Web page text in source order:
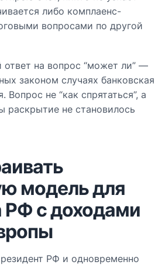
либо комплаенс-
вопросами по другой
ответ на вопрос “может ли” —
законом случаях банковская
Вопрос не “как спрятаться”, а
раскрытие не становилось
модель для
РФ с доходами
РФ и одновременно